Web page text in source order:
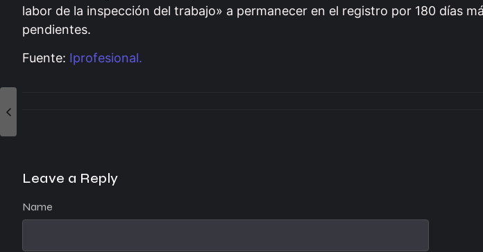
labor de la inspección del trabajo» a permanecer en el registro por 180 días
pendientes.
Fuente: Iprofesional.
Leave a Reply
Name